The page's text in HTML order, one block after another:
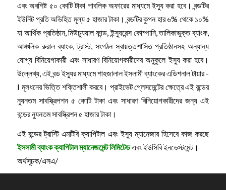
এবং অবশিষ্ট ৫০ কোটি টাকা পাবলিক অফারের মাধ্যমে ইস্যু করা হবে। বন্ডটির
ইউনিট প্রতি অভিহিত মূল্য ৫ হাজার টাকা। বন্ডটির কুপন হার ৬% থেকে ১০%
যা আর্থিক প্রতিষ্ঠান, মিউচ্যুয়াল ফান্ড, ইন্স্যুরেন্স কোম্পানি, তালিকাভুক্ত ব্যাংক,
আঞ্চলিক রুরাল ব্যাংক, ট্রাস্ট, সংগঠন স্বায়ত্তশাসিত প্রতিষ্ঠানসহ অন্যান্য
যোগ্য বিনিয়েগাকারী এবং সাধারণ বিনিয়োগকারীদের অনুকুলে ইস্যু করা হবে।
উল্লেখ্য, এই বন্ড ইস্যুর মাধ্যমে শাহজালাল ইসলামী ব্যাংকের এডিশনাল টায়ার -
I মূলধনের ভিত্তি শক্তিশালী করবে। প্রাইভেট প্লেসমেন্টের ক্ষেত্রে এই বন্ডের
ন্যুনতম সাবস্ক্রিপশন ৫ কোটি টাকা এবং সাধারণ বিনিয়োগকারীদের জন্য এই
বন্ডের ন্যুনতম সাবস্ক্রিশন ৫ হাজার টাকা।
এই বন্ডের ট্রাস্টি এমটিবি ক্যাপিটাল এবং ইস্যু ম্যানেজার হিসেবে কাজ করছে
ইসলামী ব্যাংক ক্যাপিটাল ম্যানেজমেন্ট লিমিটেডএবং ইউসিবি ইনভেস্টমেন্ট।
অর্থসূচক/এসএ/